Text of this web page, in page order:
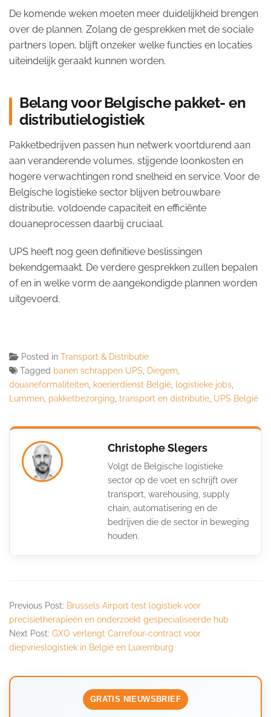
De komende weken moeten meer duidelijkheid brengen
over de plannen. Zolang de gesprekken met de sociale
partners lopen, blijft onzeker welke functies en locaties
uiteindelijk geraakt kunnen worden.
Belang voor Belgische pakket- en
distributielogistiek
Pakketbedrijven passen hun netwerk voortdurend aan
aan veranderende volumes, stijgende loonkosten en
hogere verwachtingen rond snelheid en service. Voor de
Belgische logistieke sector blijven betrouwbare
distributie, voldoende capaciteit en efficiënte
douaneprocessen daarbij cruciaal.
UPS heeft nog geen definitieve beslissingen
bekendgemaakt. De verdere gesprekken zullen bepalen
of en in welke vorm de aangekondigde plannen worden
uitgevoerd.
Posted in Transport & Distributie
Tagged banen schrappen UPS, Diegem,
douaneformaliteiten, koerierdienst België, logistieke jobs,
Lummen, pakketbezorging, transport en distributie, UPS België
Christophe Slegers
Volgt de Belgische logistieke
sector op de voet en schrijft over
transport, warehousing, supply
chain, automatisering en de
bedrijven die de sector in beweging
houden.
Previous Post: Brussels Airport test logistiek voor
precisietherapieën en onderzoekt gespecialiseerde hub
Next Post: GXO verlengt Carrefour-contract voor
diepvrieslogistiek in België en Luxemburg
GRATIS NIEUWSBRIEF